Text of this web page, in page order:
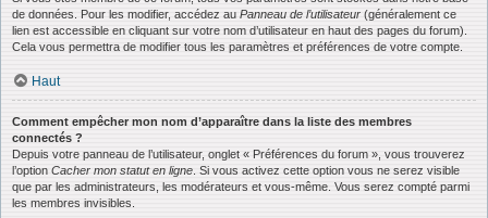
de données. Pour les modifier, accédez au Panneau de l’utilisateur (généralement ce
lien est accessible en cliquant sur votre nom d’utilisateur en haut des pages du forum).
Cela vous permettra de modifier tous les paramètres et préférences de votre compte.
Haut
Comment empêcher mon nom d’apparaître dans la liste des membres
connectés ?
Depuis votre panneau de l’utilisateur, onglet « Préférences du forum », vous trouverez
l’option Cacher mon statut en ligne . Si vous activez cette option vous ne serez visible
que par les administrateurs, les modérateurs et vous-même. Vous serez compté parmi
les membres invisibles.